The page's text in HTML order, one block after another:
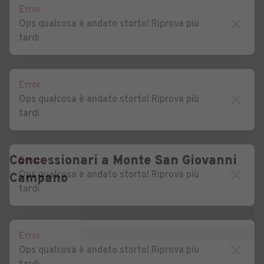
Auto usate Casalattico
Auto usate Cassino Auto usate Castelliri
Auto usate Castelnuovo
Parano
Volsci
Auto usate Ceprano Auto usate Cervaro
Auto usate Colfelice
Auto usate Colle San
Auto usate Collepardo Auto usate Coreno Ausonio
Auto usate Esperia
Auto usate Ferentino Auto usate Filettino
Concessionari a Monte San Giovanni
Campano
Error
Ops qualcosa è andato storto! Riprova più
tardi
Error
Ops qualcosa è andato storto! Riprova più
tardi
Error
Ops qualcosa è andato storto! Riprova più
tardi
Error
Ops qualcosa è andato storto! Riprova più